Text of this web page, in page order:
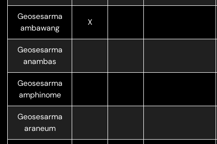
Geosesarma
ambawang
X
Geosesarma
anambas
Geosesarma
amphinome
Geosesarma
araneum